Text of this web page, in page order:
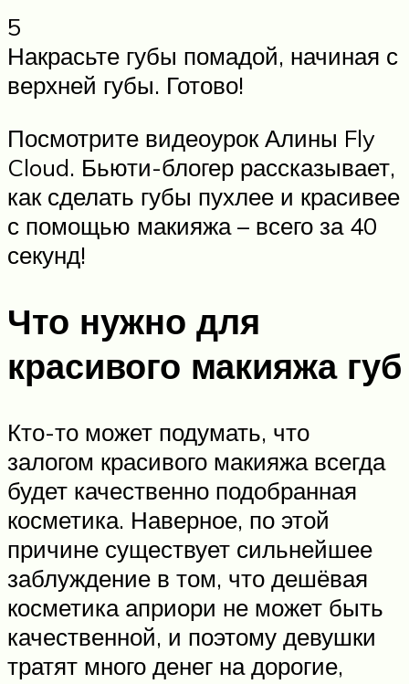
5
Накрасьте губы помадой, начиная с
верхней губы. Готово!
Посмотрите видеоурок Алины Fly
Cloud. Бьюти-блогер рассказывает,
как сделать губы пухлее и красивее
с помощью макияжа – всего за 40
секунд!
Что нужно для
красивого макияжа губ
Кто-то может подумать, что
залогом красивого макияжа всегда
будет качественно подобранная
косметика. Наверное, по этой
причине существует сильнейшее
заблуждение в том, что дешёвая
косметика априори не может быть
качественной, и поэтому девушки
тратят много денег на дорогие,